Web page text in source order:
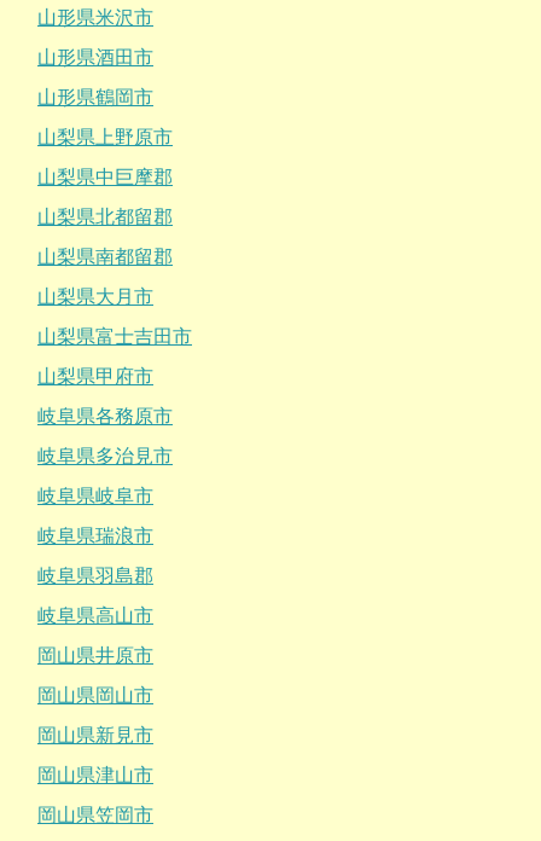
山形県米沢市
山形県酒田市
山形県鶴岡市
山梨県上野原市
山梨県中巨摩郡
山梨県北都留郡
山梨県南都留郡
山梨県大月市
山梨県富士吉田市
山梨県甲府市
岐阜県各務原市
岐阜県多治見市
岐阜県岐阜市
岐阜県瑞浪市
岐阜県羽島郡
岐阜県高山市
岡山県井原市
岡山県岡山市
岡山県新見市
岡山県津山市
岡山県笠岡市